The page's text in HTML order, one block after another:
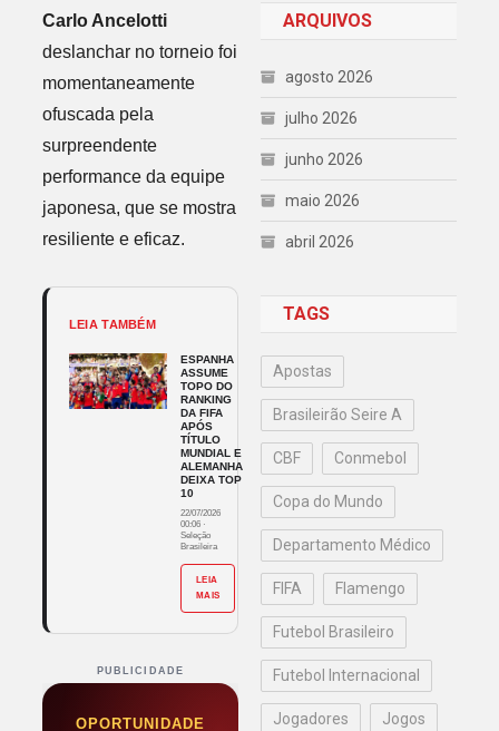
Carlo Ancelotti
deslanchar no torneio foi
momentaneamente
ofuscada pela
surpreendente
performance da equipe
japonesa, que se mostra
resiliente e eficaz.
LEIA TAMBÉM
ESPANHA
ASSUME
TOPO DO
RANKING
DA FIFA
APÓS
TÍTULO
MUNDIAL E
ALEMANHA
DEIXA TOP
10
22/07/2026
00:06 ·
Seleção
Brasileira
LEIA
MAIS
PUBLICIDADE
OPORTUNIDADE
ARQUIVOS
agosto 2026
julho 2026
junho 2026
maio 2026
abril 2026
TAGS
Apostas
Brasileirão Seire A
CBF Conmebol
Copa do Mundo
Departamento Médico
FIFA Flamengo
Futebol Brasileiro
Futebol Internacional
Jogadores Jogos